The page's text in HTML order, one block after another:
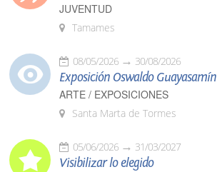
JUVENTUD
Tamames
08/05/2026 30/08/2026
Exposición Oswaldo Guayasamín
ARTE / EXPOSICIONES
Santa Marta de Tormes
05/06/2026 31/03/2027
Visibilizar lo elegido